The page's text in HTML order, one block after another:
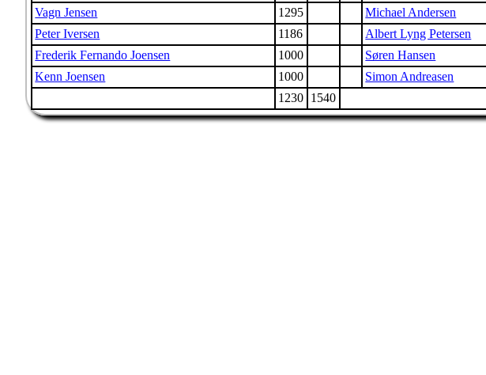
Vagn Jensen
1295 Michael Andersen
Peter Iversen
1186 Albert Lyng Petersen
Frederik Fernando Joensen
1000 Søren Hansen
Kenn Joensen
1000 Simon Andreasen
1230 1540